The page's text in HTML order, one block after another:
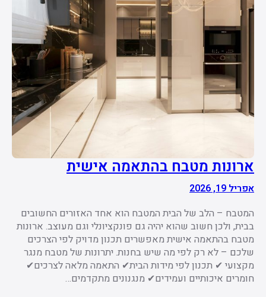
ארונות מטבח בהתאמה אישית
אפריל 19, 2026
המטבח – הלב של הבית המטבח הוא אחד האזורים החשובים
בבית, ולכן חשוב שהוא יהיה גם פונקציונלי וגם מעוצב. ארונות
מטבח בהתאמה אישית מאפשרים תכנון מדויק לפי הצרכים
שלכם – לא רק לפי מה שיש בחנות. יתרונות של מטבח מנגר
מקצועי ✔ תכנון לפי מידות הבית✔ התאמה מלאה לצרכים✔
חומרים איכותיים ועמידים✔ מנגנונים מתקדמים…